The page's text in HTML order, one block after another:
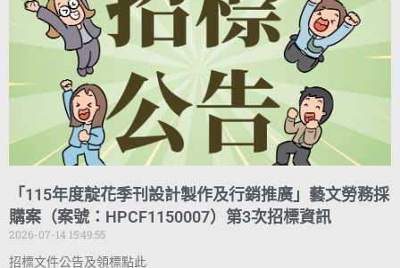
「115年度靛花季刊設計製作及行銷推廣」藝文勞務採
購案（案號：HPCF1150007）第3次招標資訊
2026-07-14 15:49:55
招標文件公告及領標點此